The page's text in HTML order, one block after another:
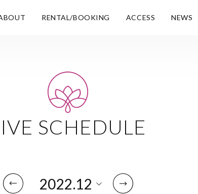
RENTAL/BOOKING ACCESS NEWS
SCHEDULE